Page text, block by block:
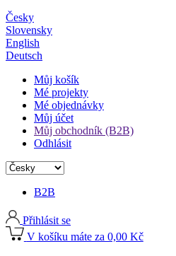
Česky
Slovensky
English
Deutsch
Můj košík
Mé projekty
Mé objednávky
Můj účet
Můj obchodník (B2B)
Odhlásit
B2B
Přihlásit se
V košíku máte za 0,00 Kč